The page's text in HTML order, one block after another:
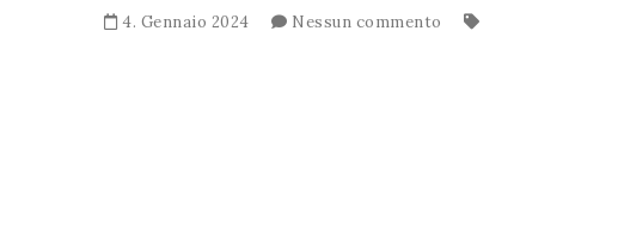
4. Gennaio 2024 Nessun commento